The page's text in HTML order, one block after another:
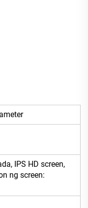
IPS HD screen,
ng screen: